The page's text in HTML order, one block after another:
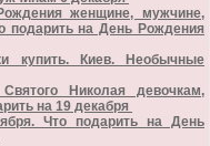
женщине, мужчине,
подарить на День Рождения
купить. Киев. Необычные
Николая девочкам,
на 19 декабря
Что подарить на День